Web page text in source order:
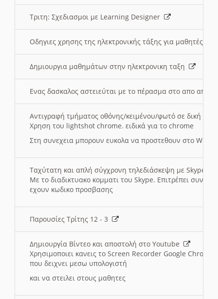
Τριτη: Σχεδιασμοι με Learning Designer
Οδηγιες χρησης της ηλεκτρονικής τάξης για μαθητές
Δημιουργια μαθημάτων στην ηλεκτρονικη ταξη
Ενας δασκαλος αστειεύται με το πέρασμα στο απο
Αντιγραφή τμήματος οθόνης/κειμένου/φωτό σε δική
Χρηση του lightshot chrome. ειδικά για το chrome
Στη συνεχεια μπορουν ευκολα να προστεθουν στο Word
Ταχύτατη και απλή σύγχρονη τηλεδιάσκεψη με Skype
Με το διαδικτυακο κομματι του Skype. Επιτρέπει
εχουν κωδικο προσβασης
Παρουσίες Τρίτης 12 - 3
Δημιουργία Βίντεο και αποστολή στο Youtube
Χρησιμοποιει κανεις το Screen Recorder Google Chrome
που δειχνει μεσω υπολογιστή
και να στειλει στους μαθητες